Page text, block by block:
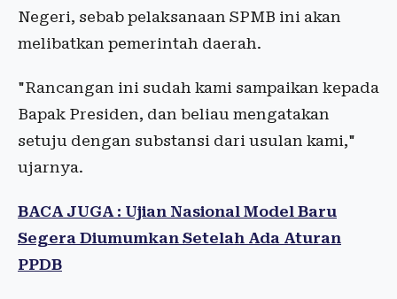
Negeri, sebab pelaksanaan SPMB ini akan
melibatkan pemerintah daerah.
"Rancangan ini sudah kami sampaikan kepada
Bapak Presiden, dan beliau mengatakan
setuju dengan substansi dari usulan kami,"
ujarnya.
BACA JUGA : Ujian Nasional Model Baru
Segera Diumumkan Setelah Ada Aturan
PPDB